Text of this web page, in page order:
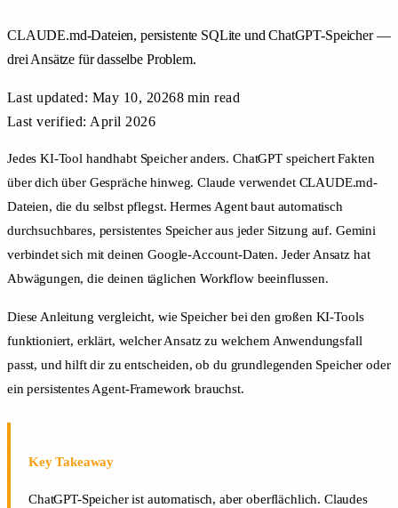
CLAUDE.md-Dateien, persistente SQLite und ChatGPT-Speicher —
drei Ansätze für dasselbe Problem.
Last updated: May 10, 20268 min read
Last verified: April 2026
Jedes KI-Tool handhabt Speicher anders. ChatGPT speichert Fakten
über dich über Gespräche hinweg. Claude verwendet CLAUDE.md-
Dateien, die du selbst pflegst. Hermes Agent baut automatisch
durchsuchbares, persistentes Speicher aus jeder Sitzung auf. Gemini
verbindet sich mit deinen Google-Account-Daten. Jeder Ansatz hat
Abwägungen, die deinen täglichen Workflow beeinflussen.
Diese Anleitung vergleicht, wie Speicher bei den großen KI-Tools
funktioniert, erklärt, welcher Ansatz zu welchem Anwendungsfall
passt, und hilft dir zu entscheiden, ob du grundlegenden Speicher oder
ein persistentes Agent-Framework brauchst.
Key Takeaway
ChatGPT-Speicher ist automatisch, aber oberflächlich. Claudes